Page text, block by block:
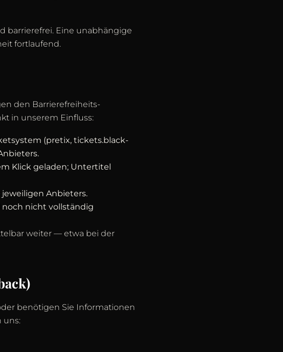
barrierefrei. Eine unabhängige
fortlaufend.
den Barrierefreiheits-
in unserem Einfluss:
(pretix, tickets.black-
Klick geladen; Untertitel
Anbieters.
noch nicht vollständig
weiter — etwa bei der
benötigen Sie Informationen
uns: